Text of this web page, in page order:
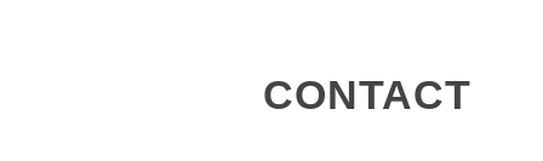
CONTACT